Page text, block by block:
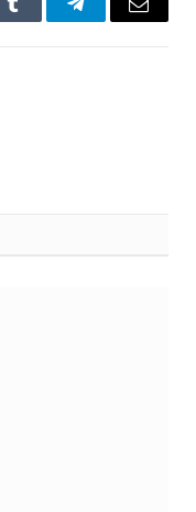
Tumblr TelegramEmail